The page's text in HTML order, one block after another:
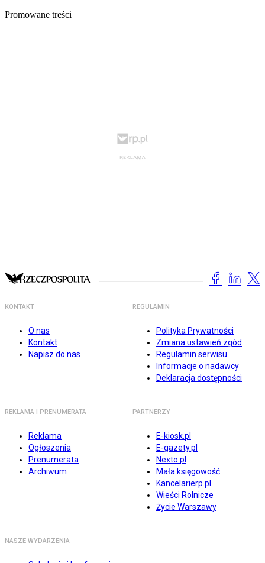
Promowane treści
KONTAKT
O nas
Kontakt
Napisz do nas
REGULAMIN
Polityka Prywatności
Zmiana ustawień zgód
Regulamin serwisu
Informacje o nadawcy
Deklaracja dostępności
REKLAMA I PRENUMERATA
Reklama
Ogłoszenia
Prenumerata
Archiwum
PARTNERZY
E-kiosk.pl
E-gazety.pl
Nexto.pl
Mała księgowość
Kancelarierp.pl
Wieści Rolnicze
Życie Warszawy
NASZE WYDARZENIA